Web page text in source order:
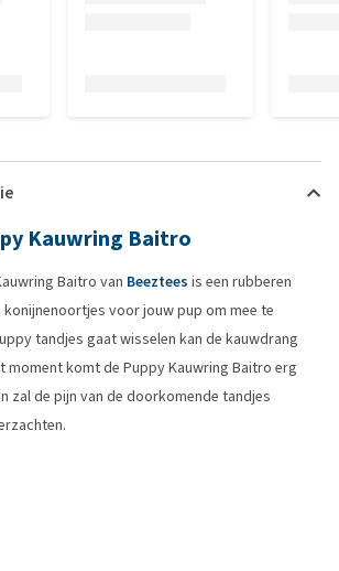
Kauwring Baitro
Baitro van Beeztees is een rubberen
voor jouw pup om mee te
tandjes gaat wisselen kan de kauwdrang
komt de Puppy Kauwring Baitro erg
zal de pijn van de doorkomende tandjes